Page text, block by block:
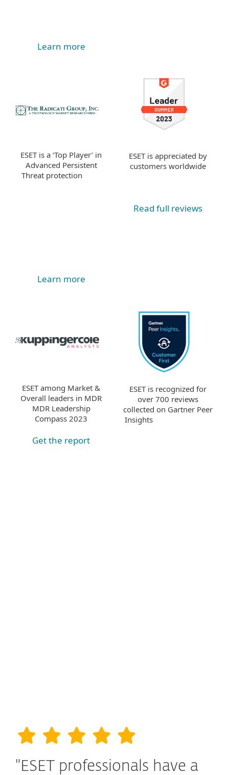
Learn more
ESET is a ‘Top Player’ in
Advanced Persistent
Threat protection
Learn more
ESET is appreciated by
customers worldwide
Read full reviews
ESET among Market &
Overall leaders in MDR
MDR Leadership
Compass 2023
Get the report
ESET is recognized for
over 700 reviews
collected on Gartner Peer
Insights
"ESET professionals have a